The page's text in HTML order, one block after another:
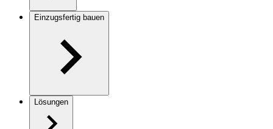
Einzugsfertig bauen
Lösungen